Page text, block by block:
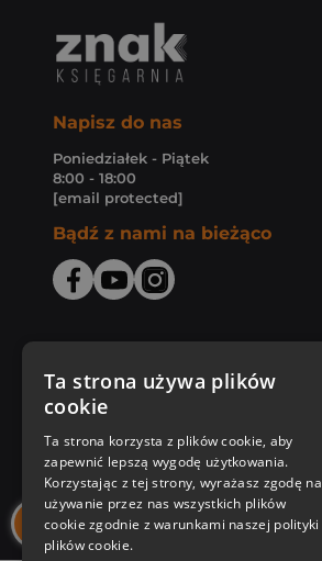
Napisz do nas
Poniedziałek - Piątek
8:00 - 18:00
[email protected]
Bądź z nami na bieżąco
Zakupy u nas
Nasza oferta
Nasi autorzy
Ta strona używa plików
cookie
Ta strona korzysta z plików cookie, aby
zapewnić lepszą wygodę użytkowania.
Korzystając z tej strony, wyrażasz zgodę na
używanie przez nas wszystkich plików
cookie zgodnie z warunkami naszej polityki
plików cookie.